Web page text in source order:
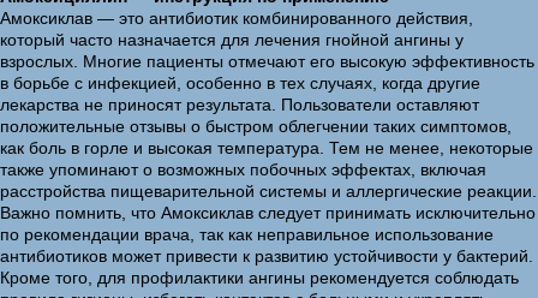
Амоксиклав — это антибиотик комбинированного действия,
который часто назначается для лечения гнойной ангины у
взрослых. Многие пациенты отмечают его высокую эффективность
в борьбе с инфекцией, особенно в тех случаях, когда другие
лекарства не приносят результата. Пользователи оставляют
положительные отзывы о быстром облегчении таких симптомов,
как боль в горле и высокая температура. Тем не менее, некоторые
также упоминают о возможных побочных эффектах, включая
расстройства пищеварительной системы и аллергические реакции.
Важно помнить, что Амоксиклав следует принимать исключительно
по рекомендации врача, так как неправильное использование
антибиотиков может привести к развитию устойчивости у бактерий.
Кроме того, для профилактики ангины рекомендуется соблюдать